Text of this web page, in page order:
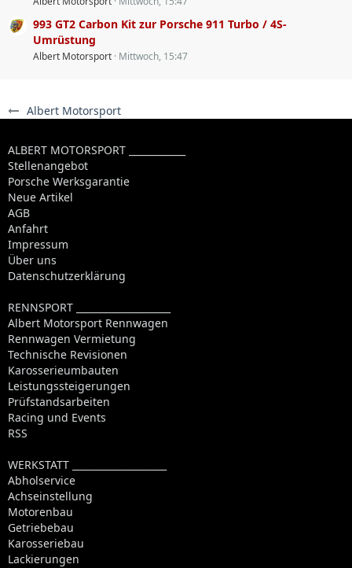
Albert Motorsport
993 GT2 Carbon Kit zur Porsche 911 Turbo / 4S-
Umrüstung
Albert Motorsport Mittwoch, 15:47
ALBERT MOTORSPORT ____________
Stellenangebot
Porsche Werksgarantie
Neue Artikel
AGB
Anfahrt
Impressum
Über uns
Datenschutzerklärung
RENNSPORT ____________________
Albert Motorsport Rennwagen
Rennwagen Vermietung
Technische Revisionen
Karosserieumbauten
Leistungssteigerungen
Prüfstandsarbeiten
Racing und Events
RSS
WERKSTATT ____________________
Abholservice
Achseinstellung
Motorenbau
Getriebebau
Karosseriebau
Lackierungen